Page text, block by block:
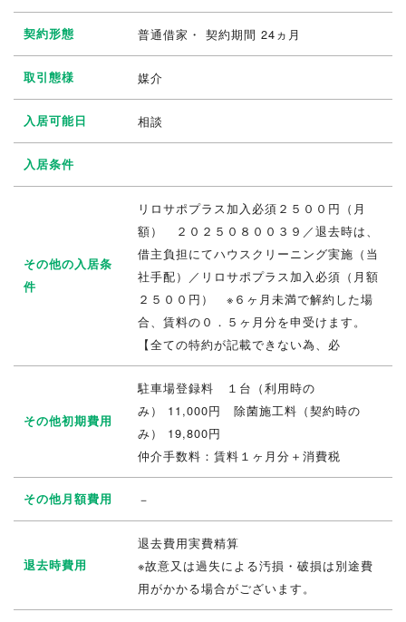
契約形態 普通借家・ 契約期間 24ヵ月
取引態様 媒介
入居可能日 相談
入居条件
その他の入居条
件
リロサポプラス加入必須２５００円（月
額） ２０２５０８００３９／退去時は、
借主負担にてハウスクリーニング実施（当
社手配）／リロサポプラス加入必須（月額
２５００円） ※６ヶ月未満で解約した場
合、賃料の０．５ヶ月分を申受けます。
【全ての特約が記載できない為、必
その他初期費用
駐車場登録料 １台（利用時の
み） 11,000円 除菌施工料（契約時の
み） 19,800円
仲介手数料：賃料１ヶ月分＋消費税
その他月額費用 －
退去時費用
退去費用実費精算
※故意又は過失による汚損・破損は別途費
用がかかる場合がございます。